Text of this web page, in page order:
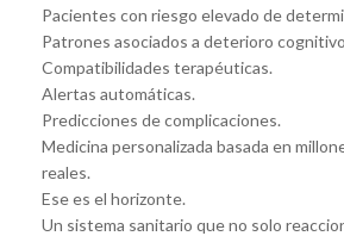
Pacientes con riesgo elevado de
Patrones asociados a deterioro
Compatibilidades terapéuticas.
Alertas automáticas.
Predicciones de complicaciones.
Medicina personalizada basada en
reales.
Ese es el horizonte.
Un sistema sanitario que no solo